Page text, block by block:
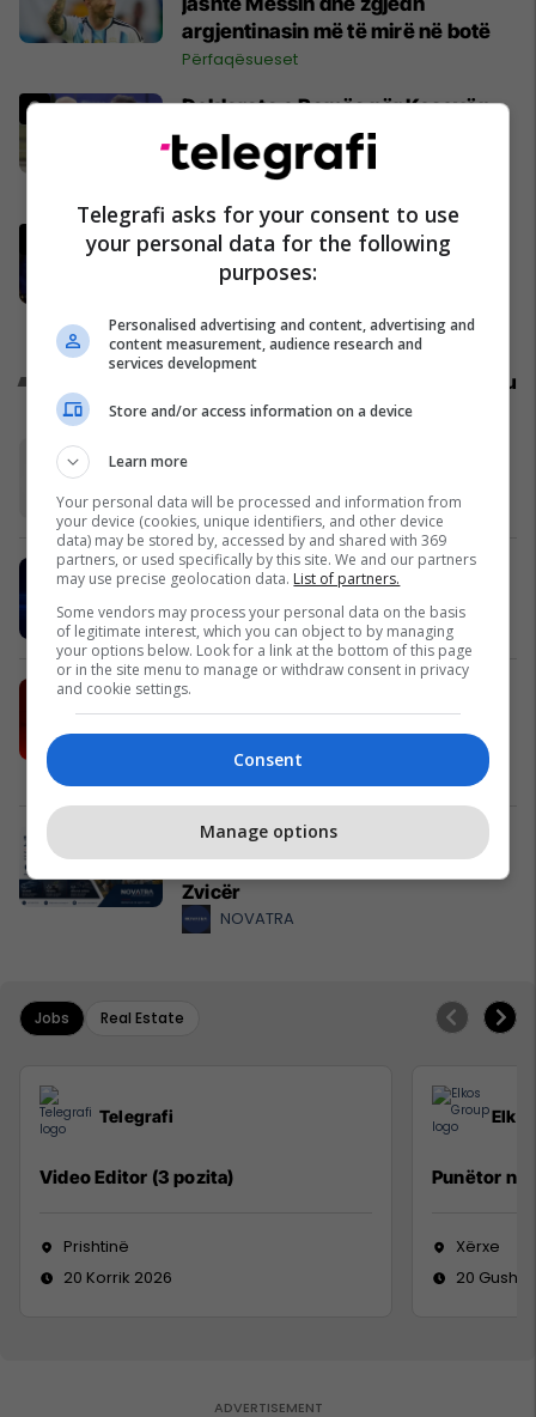
argjentinasin më të mirë në botë
Përfaqësueset
Deklarata e Ramës për Kosovën
'nervozon' Beogradin, Vuçiq:
Realiteti nuk është i lehtë për ne
Argjentinasit gjejnë shishen e
Pickford me udhëzime, Messi
habitet kur i përkthejnë ato që
shkruan
Përfaqësueset
Reklamo këtu
MobiSIM: Internet kudo dhe 15%
MobiSIM
AAB udhëheq arsimin privat në
rajon: Mbi 60 programe studimi për
Kolegji AAB
NOVATRA Vermögensberatung -
Partneri juaj për siguri familjare në
Zvicër
NOVATRA
Jobs Real Estate
Telegrafi
Video Editor (3 pozita)
Prishtinë
20 Korrik 2026
Punëtor në
Xërxe
20 Gusht
Telegrafi asks for your consent to use
your personal data for the following
purposes:
Personalised advertising and content, advertising and
content measurement, audience research and
services development
Store and/or access information on a device
Learn more
Your personal data will be processed and information from
your device (cookies, unique identifiers, and other device
data) may be stored by, accessed by and shared with 369
partners, or used specifically by this site. We and our partners
may use precise geolocation data. List of partners.
Some vendors may process your personal data on the basis
of legitimate interest, which you can object to by managing
your options below. Look for a link at the bottom of this page
or in the site menu to manage or withdraw consent in privacy
and cookie settings.
Consent
Manage options